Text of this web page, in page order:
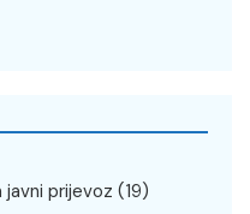
javni prijevoz (19)